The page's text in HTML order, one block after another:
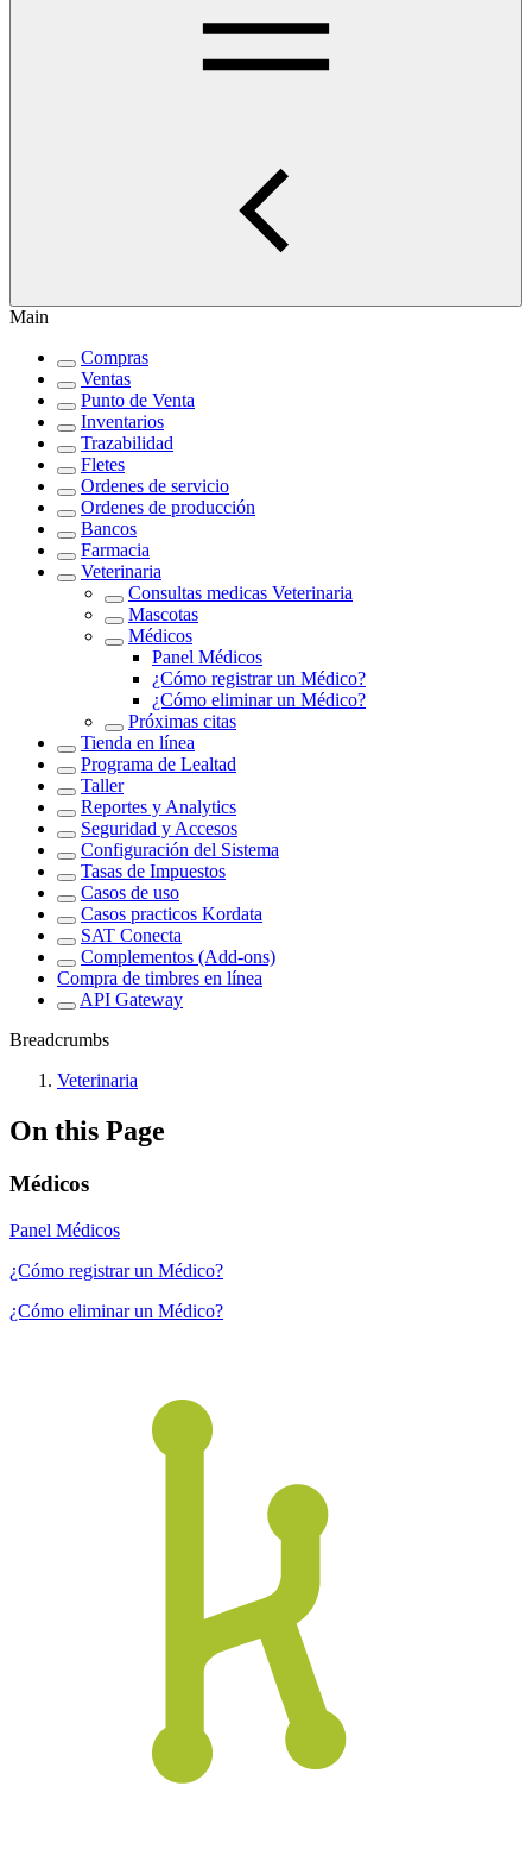
Main
Compras
Ventas
Punto de Venta
Inventarios
Trazabilidad
Fletes
Ordenes de servicio
Ordenes de producción
Bancos
Farmacia
Veterinaria
Consultas medicas Veterinaria
Mascotas
Médicos
Panel Médicos
¿Cómo registrar un Médico?
¿Cómo eliminar un Médico?
Próximas citas
Tienda en línea
Programa de Lealtad
Taller
Reportes y Analytics
Seguridad y Accesos
Configuración del Sistema
Tasas de Impuestos
Casos de uso
Casos practicos Kordata
SAT Conecta
Complementos (Add-ons)
Compra de timbres en línea
API Gateway
Breadcrumbs
Veterinaria
On this Page
Médicos
Panel Médicos
¿Cómo registrar un Médico?
¿Cómo eliminar un Médico?